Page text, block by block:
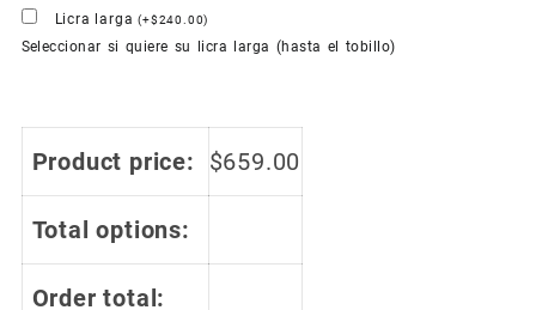
Licra larga(+$240.00)
Seleccionar si quiere su licra larga (hasta el tobillo)
Product price: $659.00
Total options:
Order total: